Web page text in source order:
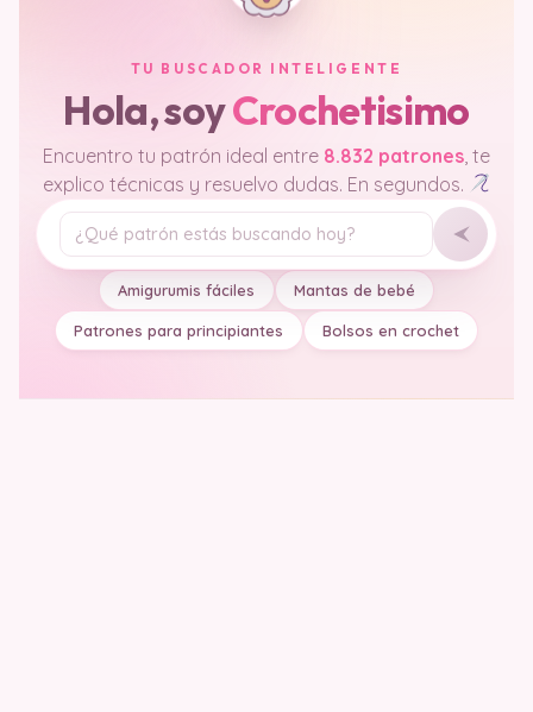
TU BUSCADOR INTELIGENTE
Hola, soyCrochetisimo
Encuentro tu patrón ideal entre 8.832 patrones , te
explico técnicas y resuelvo dudas. En segundos.
Tu pregunta
Amigurumis fáciles Mantas de bebé
Patrones para principiantes Bolsos en crochet